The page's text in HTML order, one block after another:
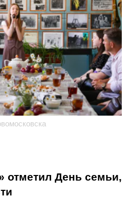
отметил День семьи,